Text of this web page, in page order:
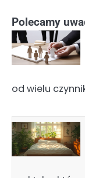
Polecamy
od wielu
Nawigacja